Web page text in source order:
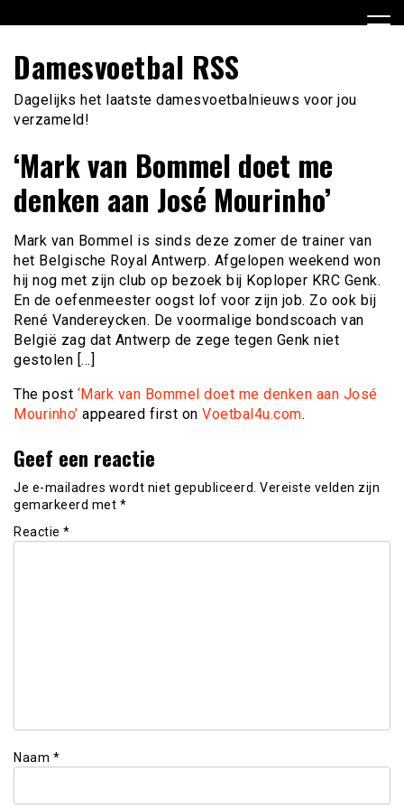
naar
inhoud
Damesvoetbal RSS
Dagelijks het laatste damesvoetbalnieuws voor jou
verzameld!
‘Mark van Bommel doet me
denken aan José Mourinho’
Mark van Bommel is sinds deze zomer de trainer van
het Belgische Royal Antwerp. Afgelopen weekend won
hij nog met zijn club op bezoek bij Koploper KRC Genk.
En de oefenmeester oogst lof voor zijn job. Zo ook bij
René Vandereycken. De voormalige bondscoach van
België zag dat Antwerp de zege tegen Genk niet
gestolen […]
The post ‘Mark van Bommel doet me denken aan José
Mourinho’ appeared first on Voetbal4u.com.
Geef een reactie
Je e-mailadres wordt niet gepubliceerd. Vereiste velden zijn
gemarkeerd met *
Reactie *
Naam *